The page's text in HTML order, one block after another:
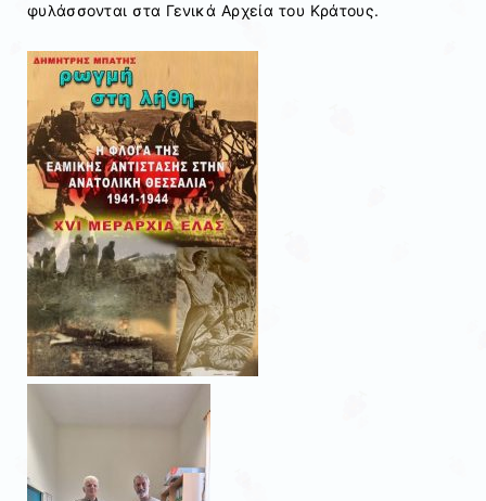
φυλάσσονται στα Γενικά Αρχεία του Κράτους.